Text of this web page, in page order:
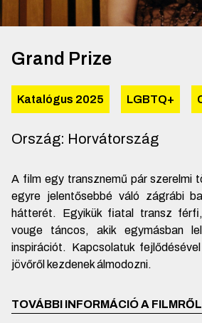
Grand Prize
Katalógus 2025 LGBTQ+
Ország: Horvátország
A film egy transznemű pár szerelmi
egyre jelentősebbé váló zágrábi
hátterét. Egyikük fiatal transz
vouge táncos, akik egymásban
inspirációt. Kapcsolatuk
jövőről kezdenek álmodozni.
TOVÁBBI INFORMÁCIÓ A FILMRŐL